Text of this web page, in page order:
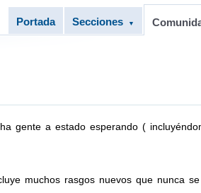
Portada Secciones ▼
gente a estado esperando (
muchos rasgos nuevos que nunca